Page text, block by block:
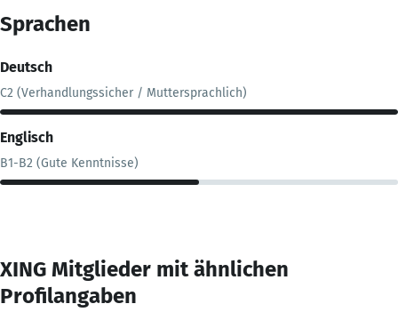
Sprachen
Deutsch
C2 (Verhandlungssicher / Muttersprachlich)
Englisch
B1-B2 (Gute Kenntnisse)
XING Mitglieder mit ähnlichen
Profilangaben